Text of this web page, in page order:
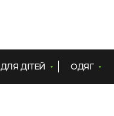
ДЛЯ ДІТЕЙ ОДЯГ